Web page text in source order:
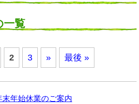
一覧
2 3 » 最後 »
年始休業のご案内